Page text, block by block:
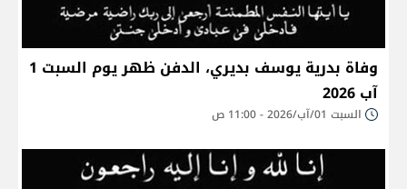
وفاة بدرية يوسف بديري، الدفن ظهر يوم السبت 1
آب 2026
السبت 01/آب/2026 - 11:00 ص